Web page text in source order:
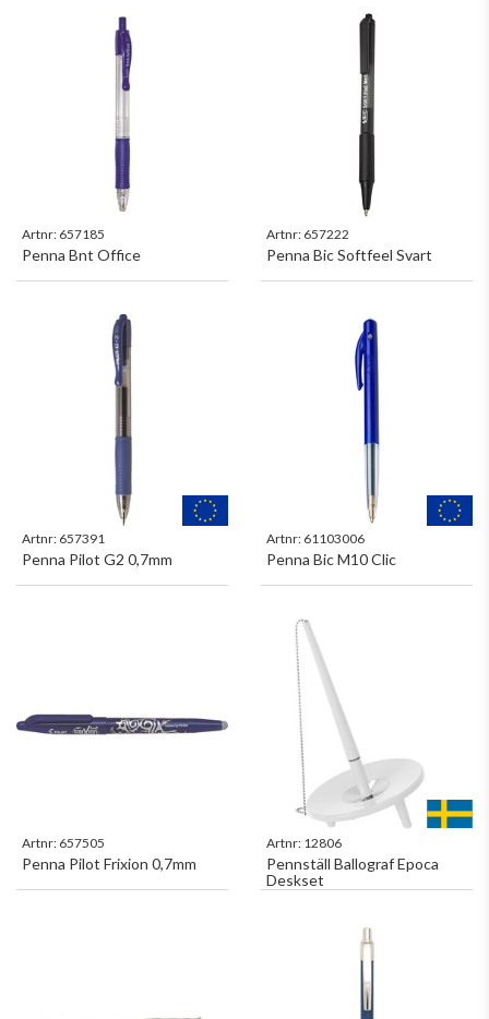
Artnr: 657185
Penna Bnt Office
Artnr: 657222
Penna Bic Softfeel Svart
Artnr: 657391
Penna Pilot G2 0,7mm
Artnr: 61103006
Penna Bic M10 Clic
Artnr: 657505
Penna Pilot Frixion 0,7mm
Artnr: 12806
Pennställ Ballograf Epoca
Deskset